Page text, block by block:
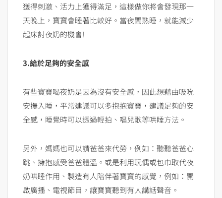
獲得刺激、活力上獲得滿足，這樣做你將會發現那一
天晚上，寶寶會睡著比較好。當夜間熟睡，就能減少
起床討夜奶的機會!
3.給於足夠的安全感
有些寶寶喝夜奶是因為沒有安全感，因此想藉由吸吮
安撫入睡，平常建議可以多抱抱寶寶，建議足夠的安
全感，睡覺時可以透過輕拍、唱兒歌等哄睡方法。
另外，媽媽也可以請爸爸來代勞，例如：聽聽爸爸心
跳、擁抱感受爸爸體溫。或是利用玩偶或包巾取代夜
奶哄睡作用、製造有人陪伴著寶寶的感覺，例如：開
啟廣播、電視節目，讓寶寶聽到有人講話聲音。